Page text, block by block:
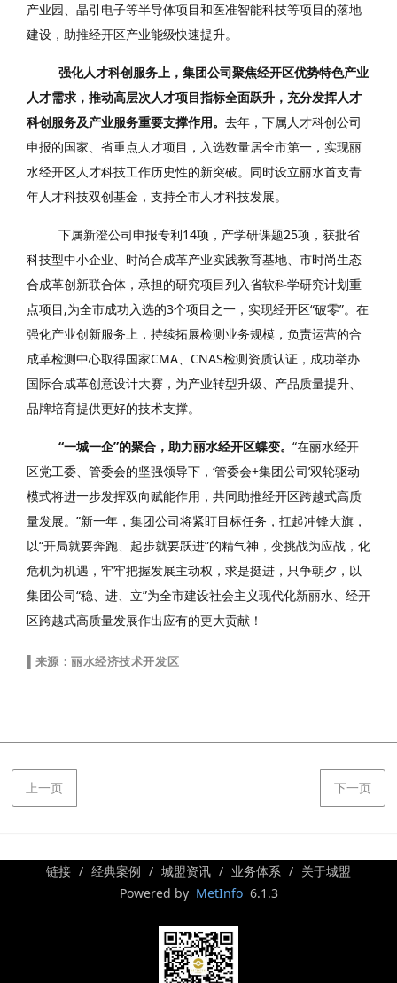
产业园、晶引电子等半导体项目和医准智能科技等项目的落地
建设，助推经开区产业能级快速提升。
强化人才科创服务上，集团公司聚焦经开区优势特色产业
人才需求，推动高层次人才项目指标全面跃升，充分发挥人才
科创服务及产业服务重要支撑作用。 去年，下属人才科创公司
申报的国家、省重点人才项目，入选数量居全市第一，实现丽
水经开区人才科技工作历史性的新突破。同时设立丽水首支青
年人才科技双创基金，支持全市人才科技发展。
下属新澄公司申报专利14项，产学研课题25项，获批省
科技型中小企业、时尚合成革产业实践教育基地、市时尚生态
合成革创新联合体，承担的研究项目列入省软科学研究计划重
点项目,为全市成功入选的3个项目之一，实现经开区“破零”。在
强化产业创新服务上，持续拓展检测业务规模，负责运营的合
成革检测中心取得国家CMA、CNAS检测资质认证，成功举办
国际合成革创意设计大赛，为产业转型升级、产品质量提升、
品牌培育提供更好的技术支撑。
“一城一企”的聚合，助力丽水经开区蝶变。 “在丽水经开
区党工委、管委会的坚强领导下，‘管委会+集团公司’双轮驱动
模式将进一步发挥双向赋能作用，共同助推经开区跨越式高质
量发展。”新一年，集团公司将紧盯目标任务，扛起冲锋大旗，
以“开局就要奔跑、起步就要跃进”的精气神，变挑战为应战，化
危机为机遇，牢牢把握发展主动权，求是挺进，只争朝夕，以
集团公司“稳、进、立”为全市建设社会主义现代化新丽水、经开
区跨越式高质量发展作出应有的更大贡献！
来源：丽水经济技术开发区
上一页 下一页
链接 经典案例 城盟资讯 业务体系
关于城盟
Powered by MetInfo6.1.3